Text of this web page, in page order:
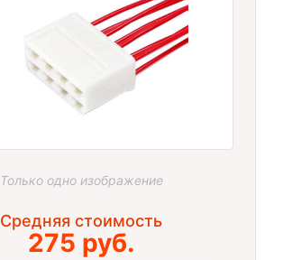
Только одно изображение
Средняя стоимость
275 руб.